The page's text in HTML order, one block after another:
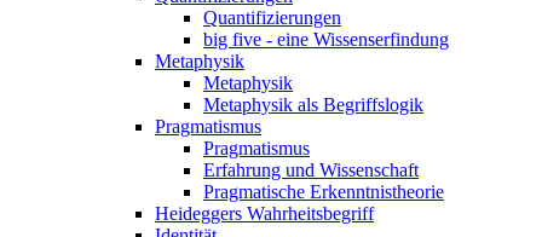
Quantifizierungen
big five - eine Wissenserfindung
Metaphysik
Metaphysik
Metaphysik als Begriffslogik
Pragmatismus
Pragmatismus
Erfahrung und Wissenschaft
Pragmatische Erkenntnistheorie
Heideggers Wahrheitsbegriff